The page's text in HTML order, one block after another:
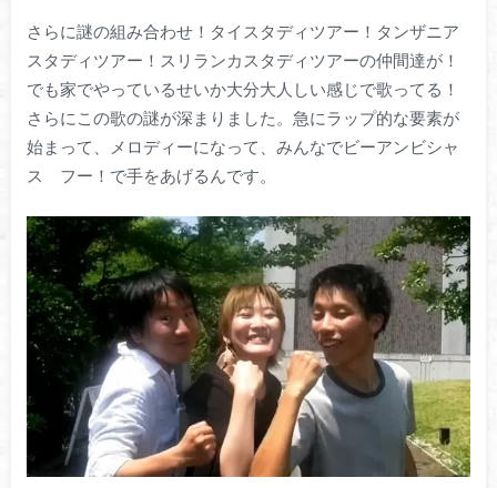
さらに謎の組み合わせ！タイスタディツアー！タンザニア
スタディツアー！スリランカスタディツアーの仲間達が！
でも家でやっているせいか大分大人しい感じで歌ってる！
さらにこの歌の謎が深まりました。急にラップ的な要素が
始まって、メロディーになって、みんなでビーアンビシャ
ス フー！で手をあげるんです。